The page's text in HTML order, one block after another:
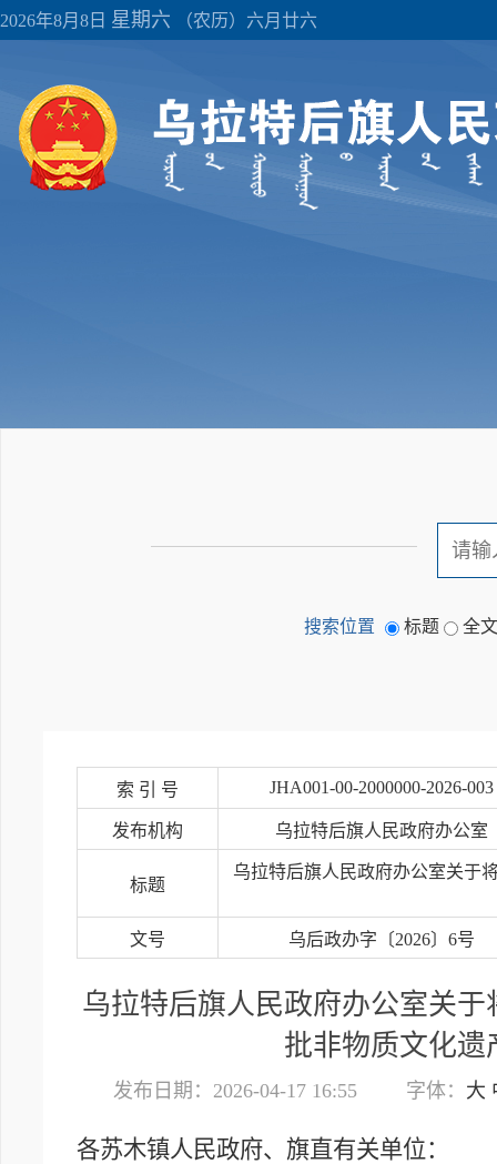
2026年8月8日 星期六 （农历）六月廿六
搜索位置 标题 全
索 引 号 JHA001-00-2000000-2026-003
发布机构 乌拉特后旗人民政府办公室
标题
乌拉特后旗人民政府办公室关于
文号 乌后政办字〔2026〕6号
乌拉特后旗人民政府办公室关
批非物质文化遗
发布日期：2026-04-17 16:55 字体： 大
各苏木镇人民政府、旗直有关单位：